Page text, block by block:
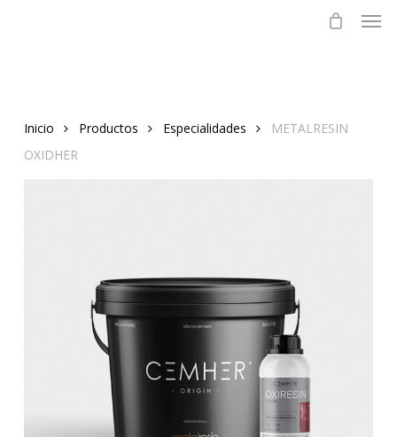
Inicio Productos Especialidades
METALRESIN
OXIDHER